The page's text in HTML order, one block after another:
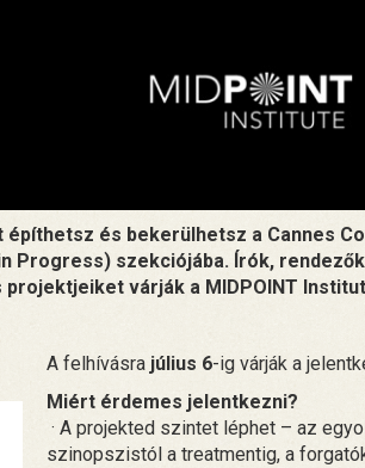
és bekerülhetsz a Cannes
Progress) szekciójába. Írók,
várják a MIDPOINT
A felhívásra július 6-ig várják a
Miért érdemes jelentkezni?
· A projekted szintet léphet – az
szinopszistól a treatmentig, a